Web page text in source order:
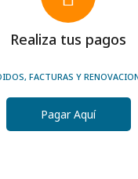
Realiza tus pagos
FACTURAS Y
Pagar Aquí